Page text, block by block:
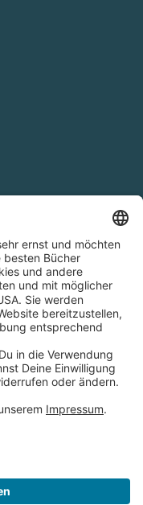
innerhalb
Deutschlands
36, D-70182